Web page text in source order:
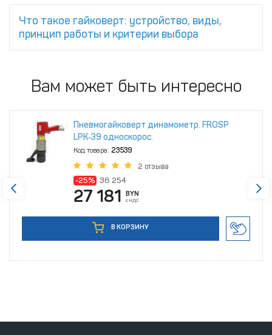
Что такое гайковерт: устройство, виды,
принцип работы и критерии выбора
Вам может быть интересно
Пневмогайковерт динамометр. FROSP
LPK‑39 односкорос.
Код товара: 23539
2 отзыва
-25% 36 254
27 181 BYN
с НДС
В КОРЗИНУ